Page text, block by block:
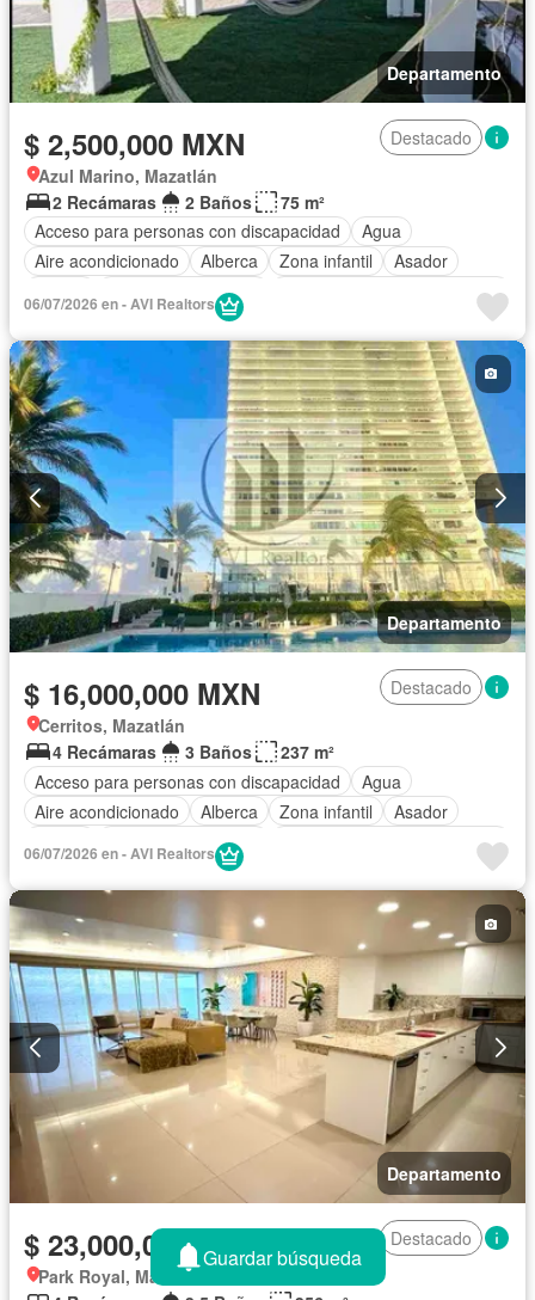
Departamento
$ 2,500,000 MXN
Destacado
Azul Marino, Mazatlán
2 Recámaras
2 Baños
75 m²
Acceso para personas con discapacidad
Agua
Aire acondicionado
Alberca Zona infantil
Asador
Caseta de vigilancia
Circuito cerrado de televisión
Cocina equipada
Cuarto de Limpieza
Cuarto de servicio
Electricidad
Estacionamiento
Internet Jardín
Recámara con closet
Televisión por cable
Terraza Wifi
Zonas verdes
Completamente amueblado
06/07/2026 en - AVI Realtors
Departamento
$ 16,000,000 MXN
Destacado
Cerritos, Mazatlán
4 Recámaras
3 Baños
237 m²
Acceso para personas con discapacidad
Agua
Aire acondicionado
Alberca Zona infantil
Asador
Caseta de vigilancia
Circuito cerrado de televisión
Cocina equipada
Cuarto de Limpieza
Electricidad
Elevador
Estacionamiento Internet
Jacuzzi
Jardín
Recámara con closet Azotea
Sala polivalente
Sauna
Seguridad Televisión por cable
Terraza
Vista panorámica
Wifi
Zonas verdes
Completamente amueblado
06/07/2026 en - AVI Realtors
Departamento
$ 23,000,000 MXN
Destacado
Park Royal, Mazatlán
Guardar búsqueda